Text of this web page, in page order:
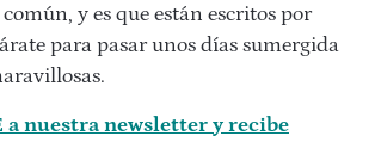
y es que están escritos por
para pasar unos días sumergida
a nuestra newsletter y recibe